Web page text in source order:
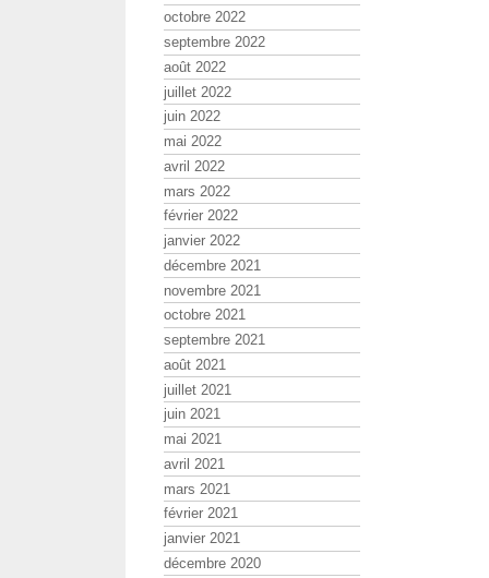
octobre 2022
septembre 2022
août 2022
juillet 2022
juin 2022
mai 2022
avril 2022
mars 2022
février 2022
janvier 2022
décembre 2021
novembre 2021
octobre 2021
septembre 2021
août 2021
juillet 2021
juin 2021
mai 2021
avril 2021
mars 2021
février 2021
janvier 2021
décembre 2020